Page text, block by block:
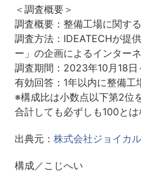
＜調査概要＞
調査概要：整備工場に関す
調査方法：IDEATECHが提
ー」の企画によるインター
調査期間：2023年10月18日
有効回答：1年以内に整備
※構成比は小数点以下第2位
合計しても必ずしも100とは
出典元： 株式会社ジョイカ
構成／こじへい